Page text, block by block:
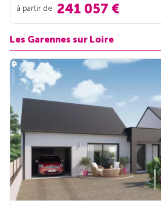
à partir de 241 057 €
Les Garennes sur Loire